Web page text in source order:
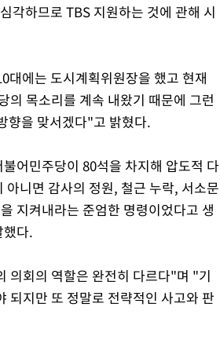
각하므로 TBS 지원하는 것에 관해 시
대에는 도시계획위원장을 했고 현재
목소리를 계속 내왔기 때문에 그런
향을 맞서겠다"고 밝혔다.
어민주당이 80석을 차지해 압도적 다
니면 감사의 정원, 철근 누락, 서소문
지켜내라는 준엄한 명령이었다고 생
다.
의회의 역할은 완전히 다르다"며 "기
되지만 또 정말로 전략적인 사고와 판